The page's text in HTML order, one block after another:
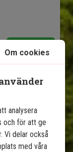
Om cookies
analysera
och för att ge
Vi delar också
med våra